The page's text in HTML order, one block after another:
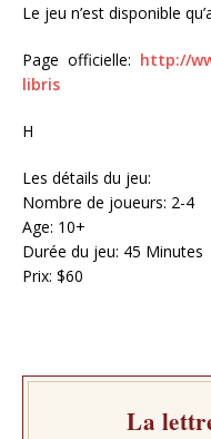
Le jeu n’est disponible
Page officielle: http://
libris
H
Les détails du jeu:
Nombre de joueurs: 2-4
Age: 10+
Durée du jeu: 45 Minutes
Prix: $60
La